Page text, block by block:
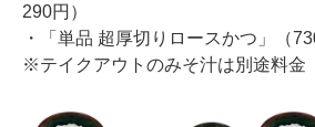
290円）
・「単品 超厚切りロースかつ」（
※テイクアウトのみそ汁は別途料金